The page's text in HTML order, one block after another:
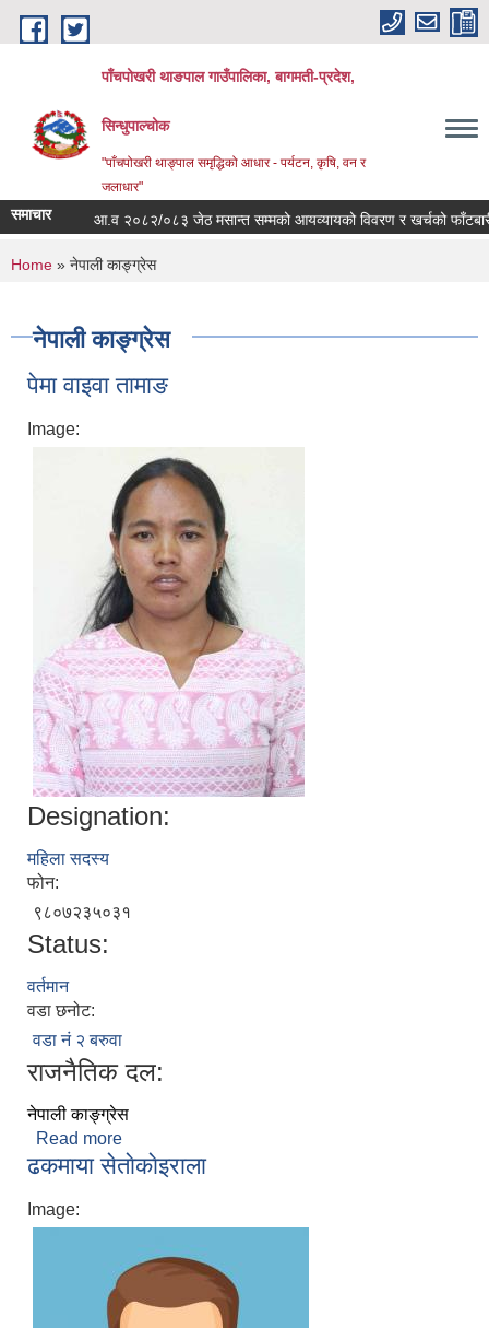
Skip to main content
पाँचपोखरी थाङपाल गाउँपालिका, बागमती-प्रदेश,
सिन्धुपाल्चोक
"पाँचपोखरी थाङ्पाल समृद्धिको आधार - पर्यटन, कृषि, वन र
जलाधार"
समाचार आ.व २०८२/०८३ जेठ मसान्त सम्मको आयव्यायको विवरण र खर्चको फाँटबारी ।
You are here
Home » नेपाली काङ्ग्रेस
नेपाली काङ्ग्रेस
पेमा वाइवा तामाङ
Image:
Designation:
महिला सदस्य
फोन:
९८०७२३५०३१
Status:
वर्तमान
वडा छनोट:
वडा नं २ बरुवा
राजनैतिक दल:
नेपाली काङ्ग्रेस
Read more
ढकमाया सेताेकाेइराला
Image: